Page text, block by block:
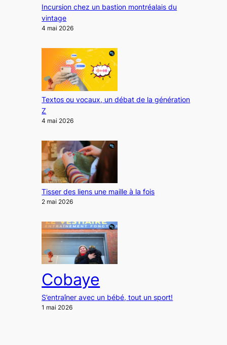
Incursion chez un bastion montréalais du
vintage
4 mai 2026
Textos ou vocaux, un débat de la génération
Z
4 mai 2026
Tisser des liens une maille à la fois
2 mai 2026
Cobaye
S’entraîner avec un bébé, tout un sport!
1 mai 2026